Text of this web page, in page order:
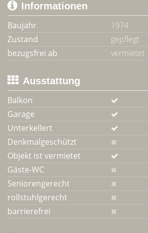
Informationen
Baujahr
1974
Zustand
gepflegt
bezugsfrei ab
vermietet
Ausstattung
Balkon
Garage
Unterkellert
Denkmalgeschützt
Objekt ist vermietet
Gäste-WC
Seniorengerecht
rollstuhlgerecht
barrierefrei